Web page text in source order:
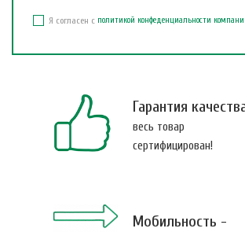
Я согласен с политикой конфеденциальности
Гарантия
весь товар
сертифицирован!
Мобильность -